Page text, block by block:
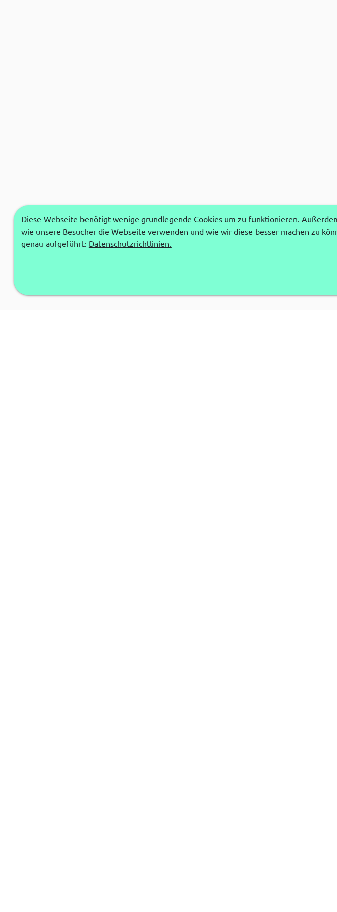
Diese Webseite benötigt wenige grundlegende Cookies um zu funktionieren.
wie unsere Besucher die Webseite verwenden und wie wir diese besser machen zu
genau aufgeführt: Datenschutzrichtlinien.